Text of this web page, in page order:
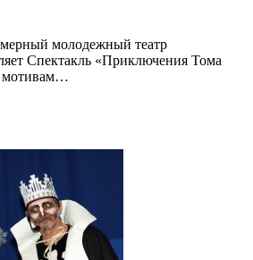
молодежный театр
Спектакль «Приключения Тома
мотивам…